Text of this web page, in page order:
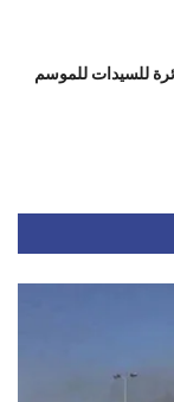
للسيدات للموسم